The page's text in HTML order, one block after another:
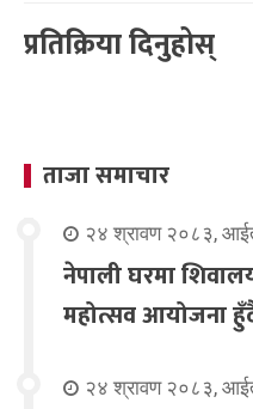
प्रतिक्रिया दिनुहोस्
ताजा समाचार
२४ श्रावण २०८३,
नेपाली घरमा शिवालय
महोत्सव आयोजना
२४ श्रावण २०८३,